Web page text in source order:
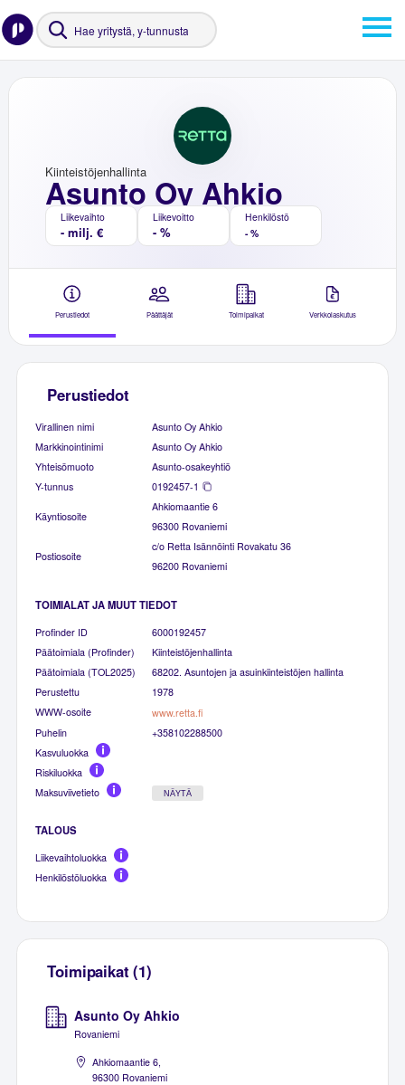
Asunto Oy Ahkio
Kiinteistöjenhallinta
Liikevaihto
- milj. €
Liikevoitto
- %
Henkilöstö
- %
Perustiedot Päättäjät Toimipaikat Verkkolaskutus
Perustiedot
Virallinen nimi
Asunto Oy Ahkio
Markkinointinimi
Asunto Oy Ahkio
Yhteisömuoto
Asunto-osakeyhtiö
Y-tunnus
0192457-1
Käyntiosoite
Ahkiomaantie 6
96300 Rovaniemi
Postiosoite
c/o Retta Isännöinti Rovakatu 36
96200 Rovaniemi
TOIMIALAT JA MUUT TIEDOT
Profinder ID
6000192457
Päätoimiala (Profinder)
Kiinteistöjenhallinta
Päätoimiala (TOL2025)
68202. Asuntojen ja asuinkiinteistöjen hallinta
Perustettu
1978
WWW-osoite
www.retta.fi
Puhelin
+358102288500
Kasvuluokka
Riskiluokka
Maksuviivetieto
NÄYTÄ
TALOUS
Liikevaihtoluokka
Henkilöstöluokka
Toimipaikat (1)
Asunto Oy Ahkio
Rovaniemi
Ahkiomaantie 6,
96300 Rovaniemi